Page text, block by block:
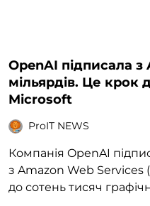
OpenAI підписала
мільярдів. Це крок
Microsoft
ProIT NEWS
Компанія OpenAI
з Amazon Web Services
до сотень тисяч